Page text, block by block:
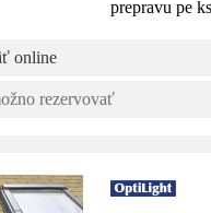
prepravu pe
online
rezervovať